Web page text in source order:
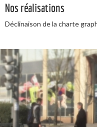
Nos réalisations
Déclinaison de la charte